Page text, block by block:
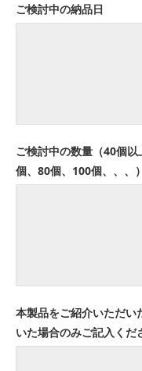
ご検討中の納品日
ご検討中の数量（40個
個、80個、100個、、、）
本製品をご紹介いただ
いた場合のみご記入くだ